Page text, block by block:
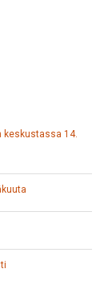
keskustassa 14.